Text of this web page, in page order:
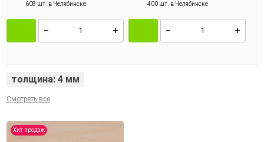
608 шт. в Челябинске 400 шт. в Челябинске
толщина: 4 мм
Смотреть все
Хит продаж